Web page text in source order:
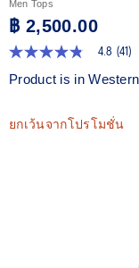
Men Tops
฿ 2,500.00
4.8
จาก
5
คะแนน
4.8 (41)
Product is in
ยกเว้นจากโปรโมชั่น